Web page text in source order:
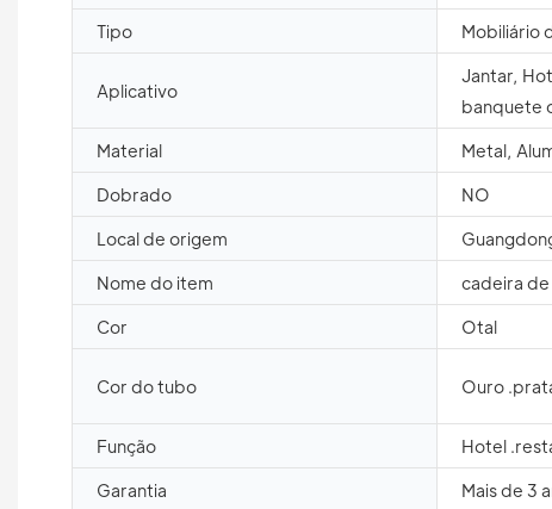
Tipo Mobiliário
Aplicativo
Jantar,
banquete
Material Metal,
Dobrado NO
Local de origem
Nome do item cadeira
Cor Otal
Cor do tubo Ouro
Função Hotel
Garantia Mais de 3